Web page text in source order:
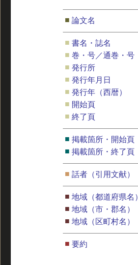
■ 論文名
■ 書名・誌名
■ 巻・号／通巻・号
■ 発行所
■ 発行年月日
■ 発行年（西暦）
■ 開始頁
■ 終了頁
■ 掲載箇所・開始頁
■ 掲載箇所・終了頁
■ 話者（引用文献）
■ 地域（都道府県名）
■ 地域（市・郡名）
■ 地域（区町村名）
■ 要約